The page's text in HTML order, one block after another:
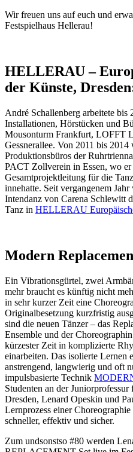
Wir freuen uns auf euch und
Festspielhaus Hellerau!
HELLERAU –
der Künste,
André Schallenberg arbeitete bis
Installationen, Hörstücken und
Mousonturm Frankfurt, LOFFT
Gessnerallee. Von 2011 bis
Produktionsbüros der
PACT Zollverein in Essen, wo er
Gesamtprojektleitung für die
innehatte. Seit vergangenem
Intendanz von Carena Schlewitt
Tanz in HELLERAU
Modern
Ein Vibrationsgürtel, zwei
mehr braucht es künftig nicht
in sehr kurzer Zeit eine
Originalbesetzung kurzfristig
sind die neuen Tänzer – das
Ensemble und der
kürzester Zeit in komplizierte
einarbeiten. Das isolierte Lernen
anstrengend, langwierig und oft
impulsbasierte Technik
Studenten an der
Dresden, Lenard Opeskin und
Lernprozess einer
schneller, effektiv und sicher.
Zum undsonstso #80 werden